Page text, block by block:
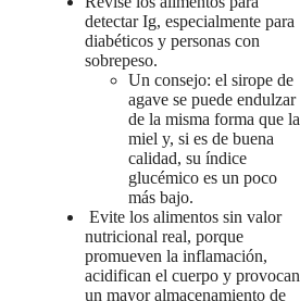
detectar Ig, especialmente para
diabéticos y personas con
sobrepeso.
Un consejo: el sirope de
agave se puede endulzar
de la misma forma que la
miel y, si es de buena
calidad, su índice
glucémico es un poco
más bajo.
Evite los alimentos sin valor
nutricional real, porque
promueven la inflamación,
acidifican el cuerpo y provocan
un mayor almacenamiento de